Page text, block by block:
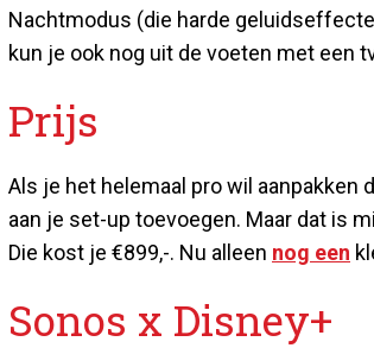
Nachtmodus (die harde
kun je ook nog uit de voeten met een
Prijs
Als je het helemaal pro wil
aan je set-up toevoegen. Maar dat is
Die kost je €899,-. Nu alleen nog een
Sonos x Disney+